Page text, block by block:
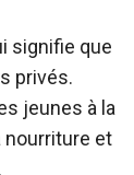
signifie que
privés.
jeunes à la
nourriture et